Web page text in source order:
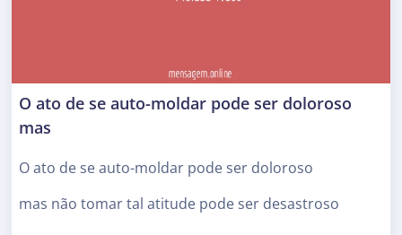
O ato de se auto-moldar pode ser doloroso
mas
O ato de se auto-moldar pode ser doloroso
mas não tomar tal atitude pode ser desastroso